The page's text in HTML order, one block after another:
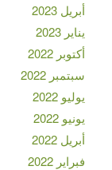
أبريل 2023
يناير 2023
أكتوبر 2022
سبتمبر 2022
يوليو 2022
يونيو 2022
أبريل 2022
فبراير 2022